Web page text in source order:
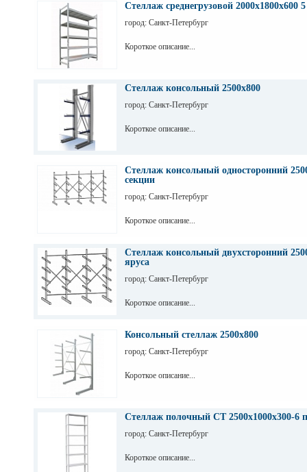
Стеллаж среднегрузовой 2000х1800х600
город: Санкт-Петербург
Короткое описание...
Стеллаж консольный 2500х800
город: Санкт-Петербург
Короткое описание...
Стеллаж консольный односторонний
секции
город: Санкт-Петербург
Короткое описание...
Стеллаж консольный двухсторонний
яруса
город: Санкт-Петербург
Короткое описание...
Консольный стеллаж 2500х800
город: Санкт-Петербург
Короткое описание...
Стеллаж полочный СТ 2500х1000х300-6
город: Санкт-Петербург
Короткое описание...